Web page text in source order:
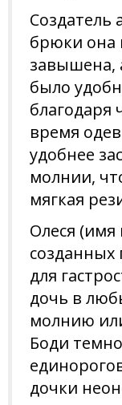
Создатель
брюки она
завышена,
было
благодаря
время
удобнее
молнии,
мягкая
Олеся (имя
созданных
для
дочь в
молнию
Боди
дочки